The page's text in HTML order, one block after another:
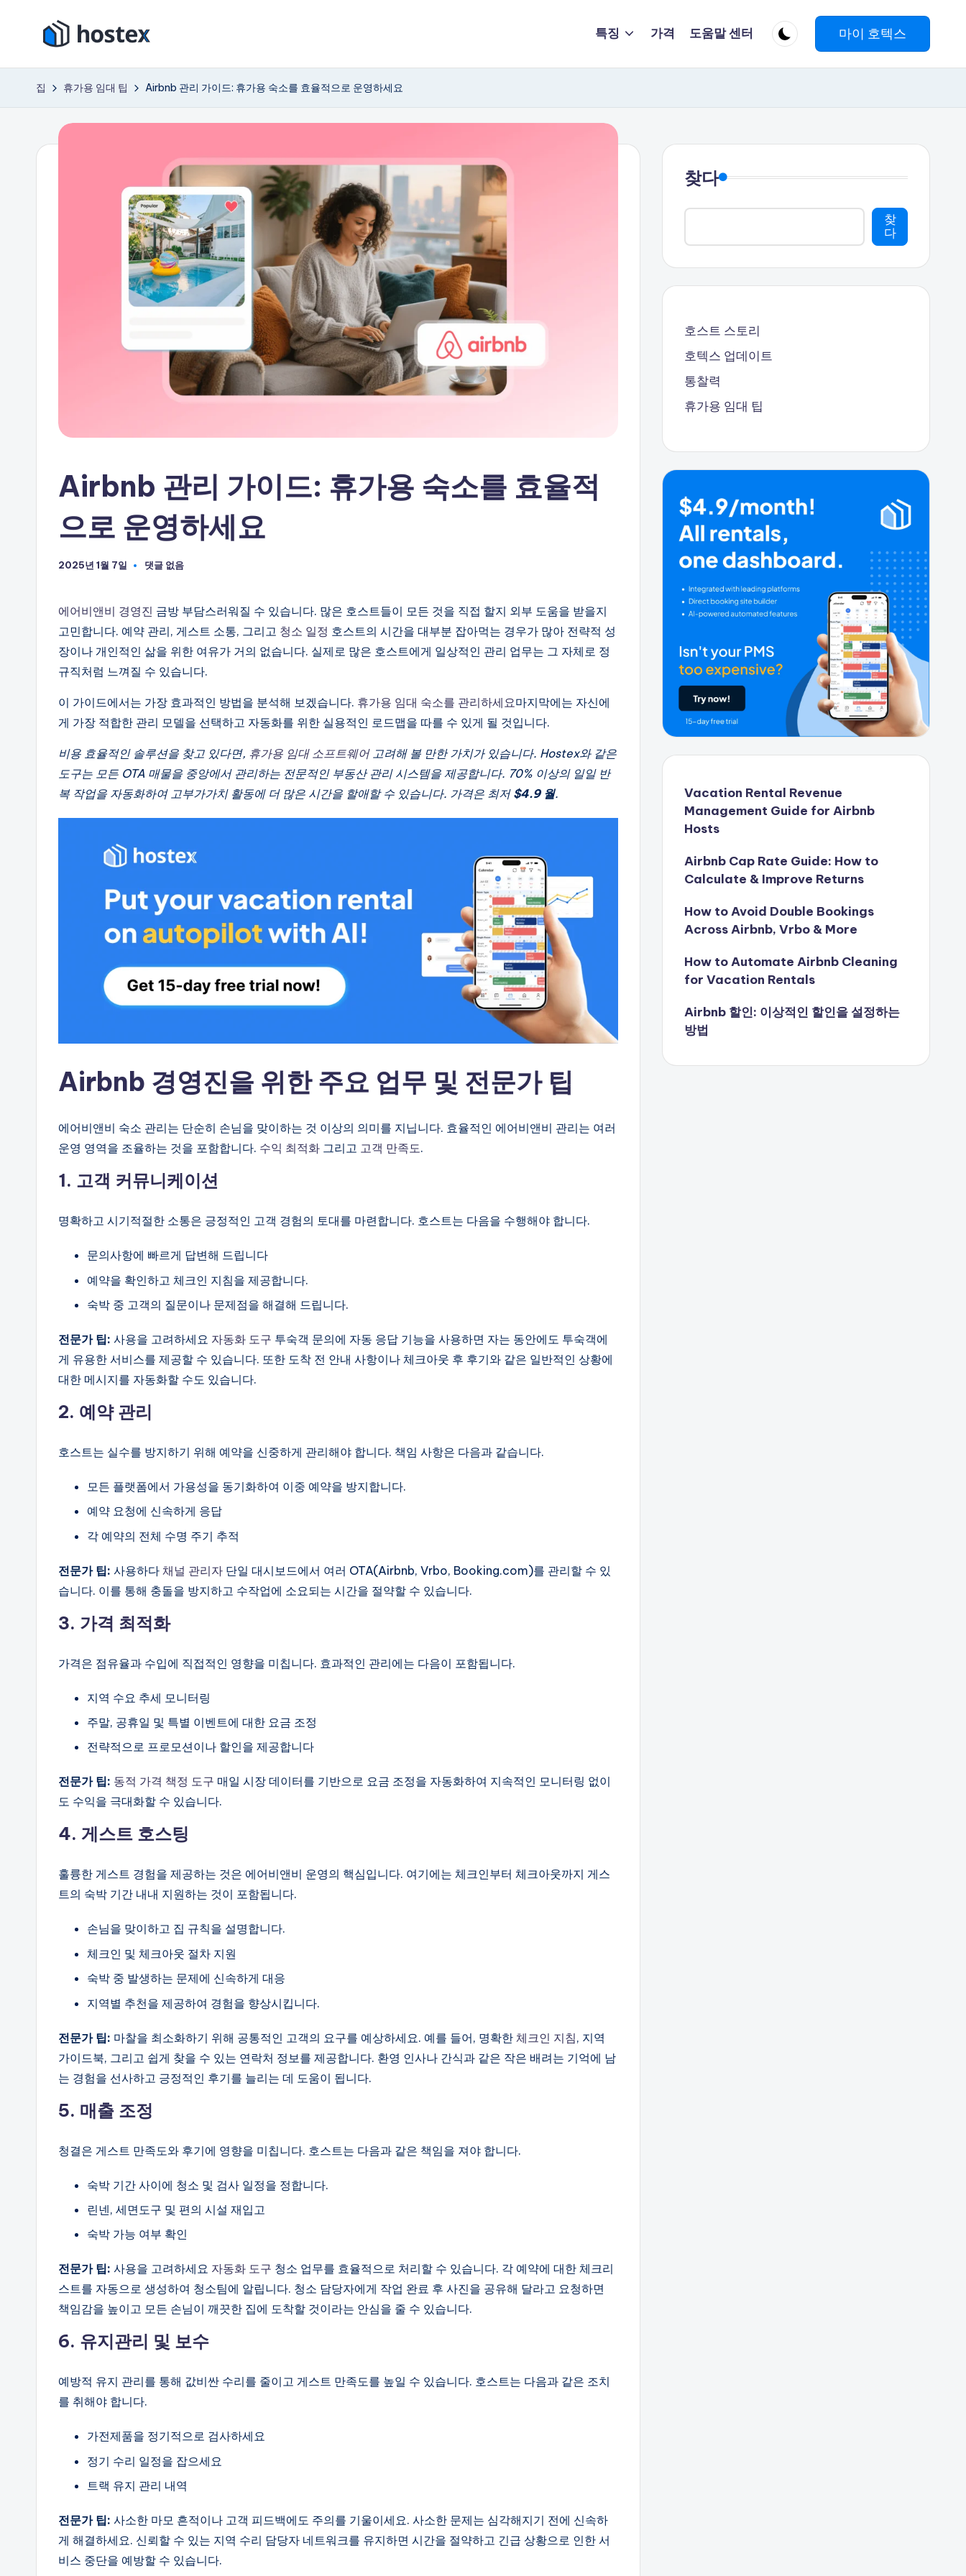
호
텍
스
로
용
특징 가격 도움말 센터 마이 호텍스
집 휴가용 임대 팁 Airbnb 관리 가이드: 휴가용 숙소를 효율적으로 운영하세요
Airbnb 관리 가이드: 휴가용 숙소를 효율적
으로 운영하세요
2025년 1월 7일 댓글 없음
에어비앤비 경영진 금방 부담스러워질 수 있습니다. 많은 호스트들이 모든 것을 직접 할지 외부 도움을 받을지
고민합니다. 예약 관리, 게스트 소통, 그리고 청소 일정 호스트의 시간을 대부분 잡아먹는 경우가 많아 전략적 성
장이나 개인적인 삶을 위한 여유가 거의 없습니다. 실제로 많은 호스트에게 일상적인 관리 업무는 그 자체로 정
규직처럼 느껴질 수 있습니다.
이 가이드에서는 가장 효과적인 방법을 분석해 보겠습니다. 휴가용 임대 숙소를 관리하세요마지막에는 자신에
게 가장 적합한 관리 모델을 선택하고 자동화를 위한 실용적인 로드맵을 따를 수 있게 될 것입니다.
비용 효율적인 솔루션을 찾고 있다면, 휴가용 임대 소프트웨어고려해 볼 만한 가치가 있습니다. Hostex와 같은
도구는 모든 OTA 매물을 중앙에서 관리하는 전문적인 부동산 관리 시스템을 제공합니다. 70% 이상의 일일 반
복 작업을 자동화하여 고부가가치 활동에 더 많은 시간을 할애할 수 있습니다. 가격은 최저 $4.9 월.
Airbnb 경영진을 위한 주요 업무 및 전문가 팁
에어비앤비 숙소 관리는 단순히 손님을 맞이하는 것 이상의 의미를 지닙니다. 효율적인 에어비앤비 관리는 여러
운영 영역을 조율하는 것을 포함합니다. 수익 최적화 그리고 고객 만족도.
1. 고객 커뮤니케이션
명확하고 시기적절한 소통은 긍정적인 고객 경험의 토대를 마련합니다. 호스트는 다음을 수행해야 합니다.
문의사항에 빠르게 답변해 드립니다
예약을 확인하고 체크인 지침을 제공합니다.
숙박 중 고객의 질문이나 문제점을 해결해 드립니다.
전문가 팁: 사용을 고려하세요 자동화 도구 투숙객 문의에 자동 응답 기능을 사용하면 자는 동안에도 투숙객에
게 유용한 서비스를 제공할 수 있습니다. 또한 도착 전 안내 사항이나 체크아웃 후 후기와 같은 일반적인 상황에
대한 메시지를 자동화할 수도 있습니다.
2. 예약 관리
호스트는 실수를 방지하기 위해 예약을 신중하게 관리해야 합니다. 책임 사항은 다음과 같습니다.
모든 플랫폼에서 가용성을 동기화하여 이중 예약을 방지합니다.
예약 요청에 신속하게 응답
각 예약의 전체 수명 주기 추적
전문가 팁: 사용하다 채널 관리자 단일 대시보드에서 여러 OTA(Airbnb, Vrbo, Booking.com)를 관리할 수 있
습니다. 이를 통해 충돌을 방지하고 수작업에 소요되는 시간을 절약할 수 있습니다.
3. 가격 최적화
가격은 점유율과 수입에 직접적인 영향을 미칩니다. 효과적인 관리에는 다음이 포함됩니다.
지역 수요 추세 모니터링
주말, 공휴일 및 특별 이벤트에 대한 요금 조정
전략적으로 프로모션이나 할인을 제공합니다
전문가 팁: 동적 가격 책정 도구 매일 시장 데이터를 기반으로 요금 조정을 자동화하여 지속적인 모니터링 없이
도 수익을 극대화할 수 있습니다.
4. 게스트 호스팅
훌륭한 게스트 경험을 제공하는 것은 에어비앤비 운영의 핵심입니다. 여기에는 체크인부터 체크아웃까지 게스
트의 숙박 기간 내내 지원하는 것이 포함됩니다.
손님을 맞이하고 집 규칙을 설명합니다.
체크인 및 체크아웃 절차 지원
숙박 중 발생하는 문제에 신속하게 대응
지역별 추천을 제공하여 경험을 향상시킵니다.
전문가 팁: 마찰을 최소화하기 위해 공통적인 고객의 요구를 예상하세요. 예를 들어, 명확한 체크인 지침, 지역
가이드북, 그리고 쉽게 찾을 수 있는 연락처 정보를 제공합니다. 환영 인사나 간식과 같은 작은 배려는 기억에 남
는 경험을 선사하고 긍정적인 후기를 늘리는 데 도움이 됩니다.
5. 매출 조정
청결은 게스트 만족도와 후기에 영향을 미칩니다. 호스트는 다음과 같은 책임을 져야 합니다.
숙박 기간 사이에 청소 및 검사 일정을 정합니다.
린넨, 세면도구 및 편의 시설 재입고
숙박 가능 여부 확인
전문가 팁: 사용을 고려하세요 자동화 도구 청소 업무를 효율적으로 처리할 수 있습니다. 각 예약에 대한 체크리
스트를 자동으로 생성하여 청소팀에 알립니다. 청소 담당자에게 작업 완료 후 사진을 공유해 달라고 요청하면
책임감을 높이고 모든 손님이 깨끗한 집에 도착할 것이라는 안심을 줄 수 있습니다.
6. 유지관리 및 보수
예방적 유지 관리를 통해 값비싼 수리를 줄이고 게스트 만족도를 높일 수 있습니다. 호스트는 다음과 같은 조치
를 취해야 합니다.
가전제품을 정기적으로 검사하세요
정기 수리 일정을 잡으세요
트랙 유지 관리 내역
전문가 팁: 사소한 마모 흔적이나 고객 피드백에도 주의를 기울이세요. 사소한 문제는 심각해지기 전에 신속하
게 해결하세요. 신뢰할 수 있는 지역 수리 담당자 네트워크를 유지하면 시간을 절약하고 긴급 상황으로 인한 서
비스 중단을 예방할 수 있습니다.
찾다
찾
다
호스트 스토리
호텍스 업데이트
통찰력
휴가용 임대 팁
Vacation Rental Revenue
Management Guide for Airbnb
Hosts
Airbnb Cap Rate Guide: How to
Calculate & Improve Returns
How to Avoid Double Bookings
Across Airbnb, Vrbo & More
How to Automate Airbnb Cleaning
for Vacation Rentals
Airbnb 할인: 이상적인 할인을 설정하는
방법